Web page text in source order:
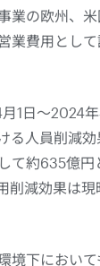
業の欧州、
業費用とし
1日～2024
る人員削減
て約635億円
削減効果は
境下におい